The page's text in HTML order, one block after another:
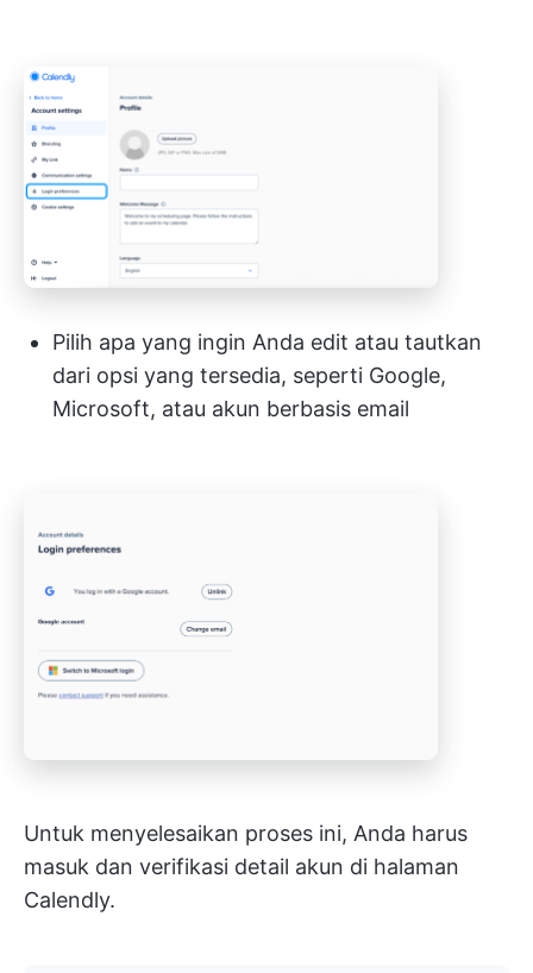
Pilih apa yang ingin Anda edit atau tautkan
dari opsi yang tersedia, seperti Google,
Microsoft, atau akun berbasis email
Untuk menyelesaikan proses ini, Anda harus
masuk dan verifikasi detail akun di halaman
Calendly.